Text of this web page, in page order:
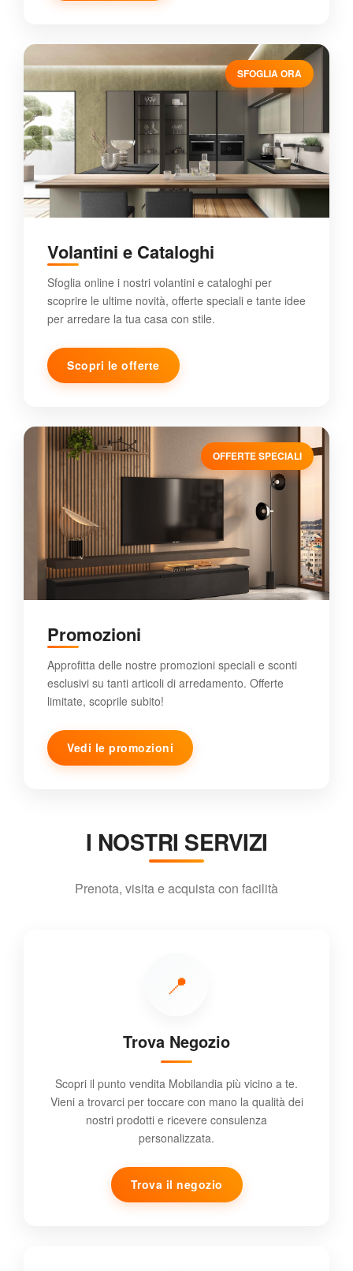
SFOGLIA ORA
Volantini e Cataloghi
Sfoglia online i nostri volantini e cataloghi per
scoprire le ultime novità, offerte speciali e tante idee
per arredare la tua casa con stile.
Scopri le offerte
OFFERTE SPECIALI
Promozioni
Approfitta delle nostre promozioni speciali e sconti
esclusivi su tanti articoli di arredamento. Offerte
limitate, scoprile subito!
Vedi le promozioni
I NOSTRI SERVIZI
Prenota, visita e acquista con facilità
📍
Trova Negozio
Scopri il punto vendita Mobilandia più vicino a te.
Vieni a trovarci per toccare con mano la qualità dei
nostri prodotti e ricevere consulenza
personalizzata.
Trova il negozio